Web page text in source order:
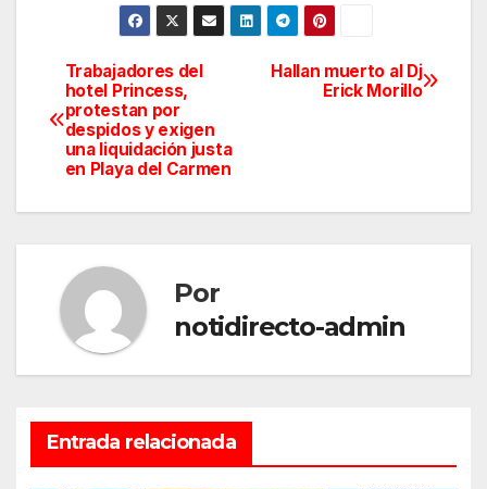
Navegación
de
entradas
Hallan muerto al Dj
Erick Morillo
Trabajadores del
hotel Princess,
protestan por
despidos y exigen
una liquidación justa
en Playa del Carmen
Por
notidirecto-admin
Entrada relacionada